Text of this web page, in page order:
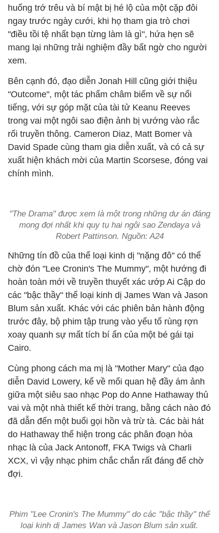
huống trớ trêu và bí mật bị hé lộ của một cặp đôi
ngay trước ngày cưới, khi họ tham gia trò chơi
"điều tồi tệ nhất bạn từng làm là gì", hứa hẹn sẽ
mang lại những trải nghiệm đầy bất ngờ cho người
xem.
Bên cạnh đó, đạo diễn Jonah Hill cũng giới thiệu
"Outcome", một tác phẩm châm biếm về sự nổi
tiếng, với sự góp mặt của tài tử Keanu Reeves
trong vai một ngôi sao điện ảnh bị vướng vào rắc
rối truyền thông. Cameron Diaz, Matt Bomer và
David Spade cùng tham gia diễn xuất, và có cả sự
xuất hiện khách mời của Martin Scorsese, đóng vai
chính mình.
"The Drama" được xem là một trong những dự án đáng
mong đợi nhất khi quy tụ hai ngôi sao Zendaya và
Robert Pattinson. Nguồn: A24
Những tín đồ của thể loại kinh dị "nặng đô" có thể
chờ đón "Lee Cronin's The Mummy", một hướng đi
hoàn toàn mới về truyền thuyết xác ướp Ai Cập do
các "bậc thầy" thể loại kinh dị James Wan và Jason
Blum sản xuất. Khác với các phiên bản hành động
trước đây, bộ phim tập trung vào yếu tố rùng rợn
xoay quanh sự mất tích bí ẩn của một bé gái tại
Cairo.
Cùng phong cách ma mị là "Mother Mary" của đạo
diễn David Lowery, kể về mối quan hệ đầy ám ảnh
giữa một siêu sao nhạc Pop do Anne Hathaway thủ
vai và một nhà thiết kế thời trang, bằng cách nào đó
đã dẫn đến một buổi gọi hồn và trừ tà. Các bài hát
do Hathaway thể hiện trong các phân đoạn hòa
nhạc là của Jack Antonoff, FKA Twigs và Charli
XCX, vì vậy nhạc phim chắc chắn rất đáng để chờ
đợi.
Phim "Lee Cronin's The Mummy" do các "bậc thầy" thể
loại kinh dị James Wan và Jason Blum sản xuất.